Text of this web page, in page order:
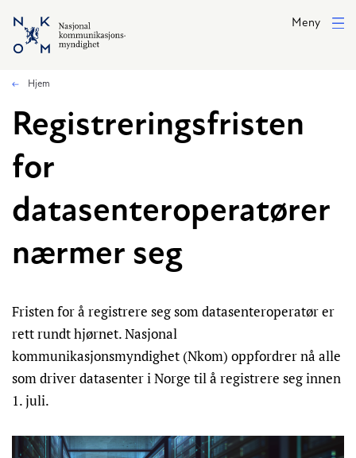
Hopp til hovedinnhold
Meny
Hjem
Registreringsfristen
for
datasenteroperatører
nærmer seg
Fristen for å registrere seg som datasenteroperatør er
rett rundt hjørnet. Nasjonal
kommunikasjonsmyndighet (Nkom) oppfordrer nå alle
som driver datasenter i Norge til å registrere seg innen
1. juli.